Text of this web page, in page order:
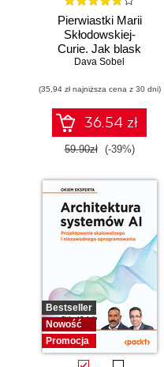
Pierwiastki Marii
Skłodowskiej-
Curie. Jak blask
radu oświetlił drogę
świecie nauki
Dava Sobel
(35,94 zł najniższa cena z 30 dni)
36.54 zł
59.90zł (-39%)
Bestseller
Nowość
Promocja